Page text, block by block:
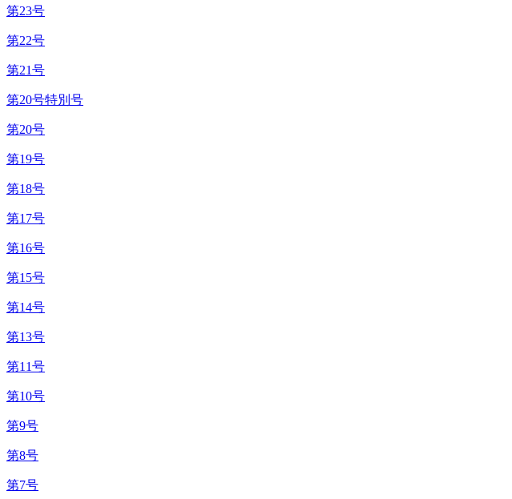
第23号
第22号
第21号
第20号特別号
第20号
第19号
第18号
第17号
第16号
第15号
第14号
第13号
第11号
第10号
第9号
第8号
第7号